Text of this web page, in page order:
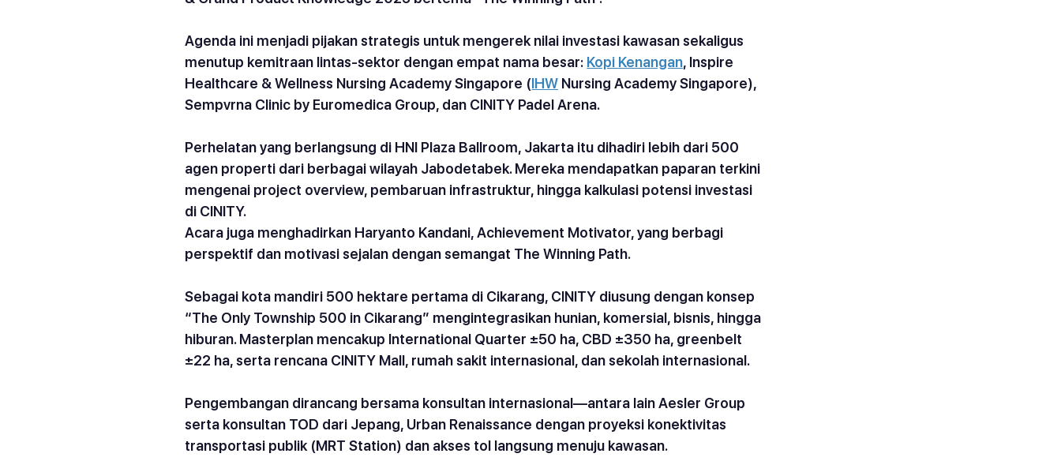
Agenda ini menjadi pijakan strategis untuk mengerek nilai investasi kawasan sekaligus
menutup kemitraan lintas-sektor dengan empat nama besar: Kopi Kenangan, Inspire
Healthcare & Wellness Nursing Academy Singapore (IHW Nursing Academy Singapore),
Sempvrna Clinic by Euromedica Group, dan CINITY Padel Arena.
Perhelatan yang berlangsung di HNI Plaza Ballroom, Jakarta itu dihadiri lebih dari 500
agen properti dari berbagai wilayah Jabodetabek. Mereka mendapatkan paparan terkini
mengenai project overview, pembaruan infrastruktur, hingga kalkulasi potensi investasi
di CINITY.
Acara juga menghadirkan Haryanto Kandani, Achievement Motivator, yang berbagi
perspektif dan motivasi sejalan dengan semangat The Winning Path.
Sebagai kota mandiri 500 hektare pertama di Cikarang, CINITY diusung dengan konsep
“The Only Township 500 in Cikarang” mengintegrasikan hunian, komersial, bisnis, hingga
hiburan. Masterplan mencakup International Quarter ±50 ha, CBD ±350 ha, greenbelt
±22 ha, serta rencana CINITY Mall, rumah sakit internasional, dan sekolah internasional.
Pengembangan dirancang bersama konsultan internasional—antara lain Aesler Group
serta konsultan TOD dari Jepang, Urban Renaissance dengan proyeksi konektivitas
transportasi publik (MRT Station) dan akses tol langsung menuju kawasan.